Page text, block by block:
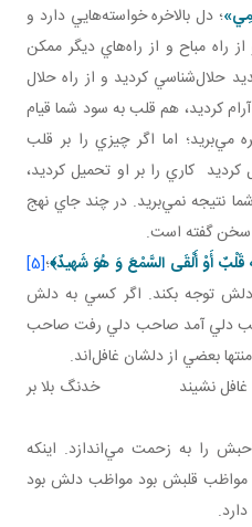
؛ دل بالاخره خواسته‌هايي دارد و
راه مباح و از راه‌هاي ديگر ممکن
حلال‌شناسي کرديد و از راه حلال
کرديد، هم قلب به سود شما قيام
مي‌بريد؛ اما اگر چيزي را بر قلب
کاري را بر او تحميل کرديد،
نتيجه نمي‌بريد. در چند جاي نهج
سخن گفته است.
قَلْبٌ أَوْ أَلْقَی السَّمْعَ وَ هُوَ شَهيدٌ﴾؛[5]
توجه بکند. اگر کسي به دلش
دلي آمد صاحب دلي رفت صاحب
بعضي از دلشان غافل‌اند.
نشيند خدنگ بلا بر
را به زحمت مي‌اندازد. اينکه
مواظب قلبش بود مواظب دلش بود